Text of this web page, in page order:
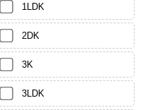
1LDK
2DK
3K
3LDK